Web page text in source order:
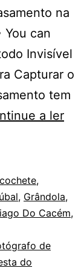
na
You can
Invisível
Capturar o
tem
a lerNa
em
,
, Grândola,
Do Cacém,
de
do